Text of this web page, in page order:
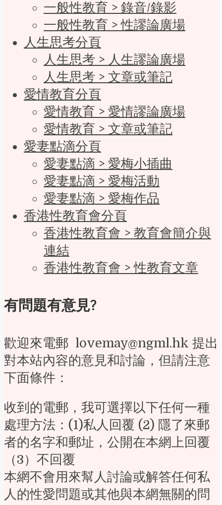
一般性教育 > 錄音/錄影
一般性教育 > 性謬論廣場
人生思考分頁
人生思考 > 人生謬論廣場
人生思考 > 文章或筆記
愛情教育分頁
愛情教育 > 愛情謬論廣場
愛情教育 > 文章或筆記
愛妻點滴分頁
愛妻點滴 > 愛梅小插曲
愛妻點滴 > 愛梅活動
愛妻點滴 > 愛梅作品
香港性教育會分頁
香港性教育會 > 教育會簡介與
連結
香港性教育會 > 性教育文章
有問題有意見?
歡迎來電郵 lovemay@ngml.hk 提出
對本站內容的意見和討論，但請注意
下面條件：
收到的電郵，我可選擇以下任何一種
處理方法：(1)私人回覆 (2) 隱了來郵
者的名字和郵址，公開在本網上回覆
（3）不回覆
本網不會用來幫人討論或解答任何私
人的性愛問題或其他與本網無關的問